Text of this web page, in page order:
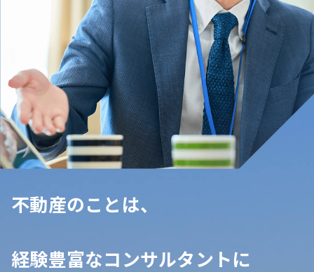
不動産のことは、
経験豊富なコンサルタントに